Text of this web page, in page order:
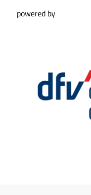
powered by